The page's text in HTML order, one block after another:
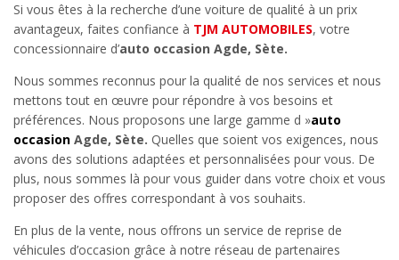
Si vous êtes à la recherche d’une voiture de qualité à un prix
avantageux, faites confiance à TJM AUTOMOBILES, votre
concessionnaire d’auto occasion Agde, Sète.
Nous sommes reconnus pour la qualité de nos services et nous
mettons tout en œuvre pour répondre à vos besoins et
préférences. Nous proposons une large gamme d »auto
occasion Agde, Sète. Quelles que soient vos exigences, nous
avons des solutions adaptées et personnalisées pour vous. De
plus, nous sommes là pour vous guider dans votre choix et vous
proposer des offres correspondant à vos souhaits.
En plus de la vente, nous offrons un service de reprise de
véhicules d’occasion grâce à notre réseau de partenaires